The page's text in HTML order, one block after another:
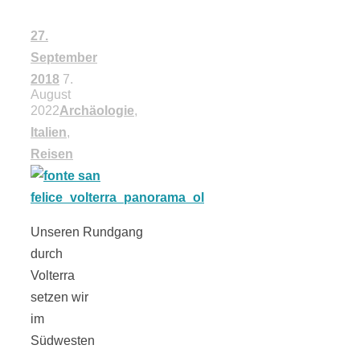
27.
September
2018 7.
August
2022Archäologie,
Italien,
Reisen
Unseren Rundgang
durch
Volterra
setzen wir
im
Südwesten